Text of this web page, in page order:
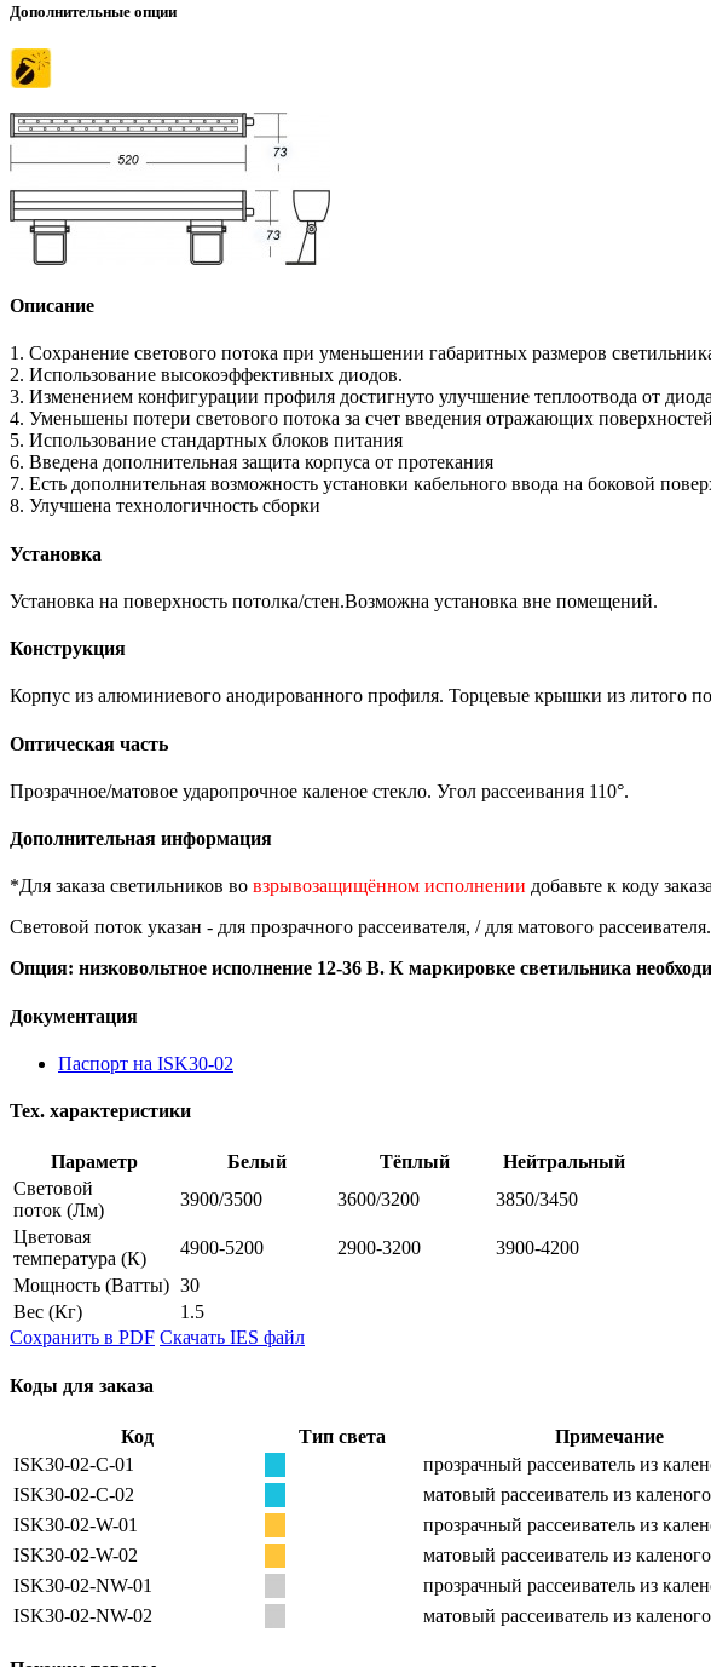
Дополнительные опции
Описание
1. Сохранение светового потока при уменьшении габаритных размеров
2. Использование высокоэффективных диодов.
3. Изменением конфигурации профиля достигнуто улучшение теплоотвода от
4. Уменьшены потери светового потока за счет введения отражающих
5. Использование стандартных блоков питания
6. Введена дополнительная защита корпуса от протекания
7. Есть дополнительная возможность установки кабельного ввода на боковой
8. Улучшена технологичность сборки
Установка
Установка на поверхность потолка/стен.Возможна установка вне помещений.
Конструкция
Корпус из алюминиевого анодированного профиля. Торцевые крышки из литого
Оптическая часть
Прозрачное/матовое ударопрочное каленое стекло. Угол рассеивания 110°.
Дополнительная информация
*Для заказа светильников во взрывозащищённом исполнении добавьте к коду
Световой поток указан - для прозрачного рассеивателя, / для матового рассеивателя.
Опция: низковольтное исполнение 12-36 В. К маркировке светильника
Документация
Паспорт на ISK30-02
Тех. характеристики
Параметр Белый Тёплый
Нейтральный
Световой
поток (Лм)
3900/3500 3600/3200
3850/3450
Цветовая
температура (К)
4900-5200 2900-3200
3900-4200
Мощность (Ватты) 30
Вес (Кг)
1.5
Сохранить в PDF Скачать IES файл
Коды для заказа
Код Тип света
Примечание
ISK30-02-C-01
прозрачный рассеиватель из
ISK30-02-C-02
матовый рассеиватель из
ISK30-02-W-01
прозрачный рассеиватель из
ISK30-02-W-02
матовый рассеиватель из
ISK30-02-NW-01
прозрачный рассеиватель из
ISK30-02-NW-02
матовый рассеиватель из